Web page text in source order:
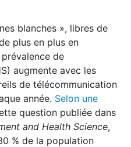
blanches », libres de
plus en plus en
de
augmente avec les
de télécommunication
année. Selon une
question publiée dans
and Health Science,
% de la population